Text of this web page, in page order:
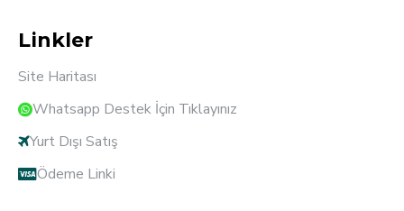
Linkler
Site Haritası
Whatsapp Destek İçin Tıklayınız
Yurt Dışı Satış
Ödeme Linki